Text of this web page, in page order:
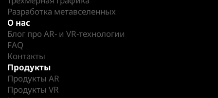
Разработка метавселенных
О нас
Блог про AR- и VR-технологии
FAQ
Контакты
Продукты
Продукты AR
Продукты VR